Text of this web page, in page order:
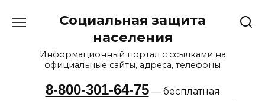
Социальная защита
населения
Информационный портал с ссылками на
официальные сайты, адреса, телефоны
8-800-301-64-75— бесплатная